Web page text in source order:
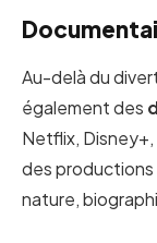
Au-delà du
également des
Netflix,
des productions
nature,